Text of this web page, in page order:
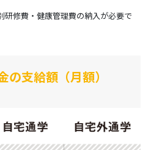
修費・健康管理費の納入が必要で
支給額（月額）